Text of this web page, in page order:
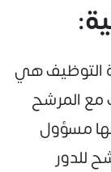
التوظيف هي
مع المرشح
مسؤول
للدور